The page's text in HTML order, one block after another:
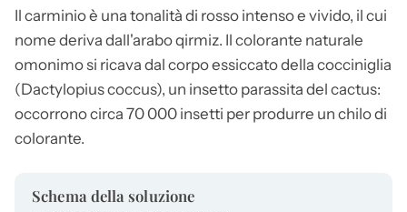
Il carminioè una tonalità di rosso intenso e vivido, il cui
nome deriva dall'arabo qirmiz. Il colorante naturale
omonimo si ricava dal corpo essiccato della cocciniglia
(Dactylopius coccus), un insetto parassita del cactus:
occorrono circa 70 000 insetti per produrre un chilo di
colorante.
Schema della soluzione